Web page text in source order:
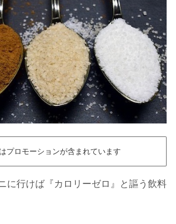
プロモーションが含まれています
に行けば『カロリーゼロ』と謳う飲料